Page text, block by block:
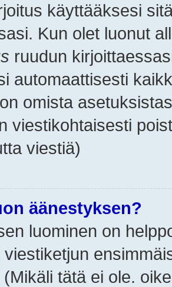
käyttääksesi
Kun olet luonut
ruudun
automaattisesti
omista
viestikohtaisesti
viestiä)
äänestyksen?
luominen on
viestiketjun
(Mikäli tätä ei ole.